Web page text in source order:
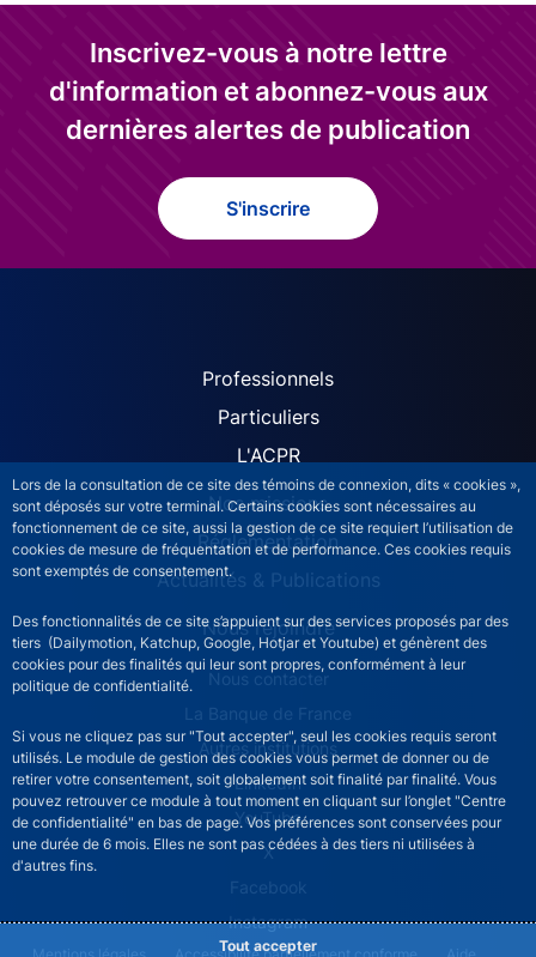
Lors de la consultation de ce site des témoins de connexion, dits « cookies »,
sont déposés sur votre terminal. Certains cookies sont nécessaires au
fonctionnement de ce site, aussi la gestion de ce site requiert l’utilisation de
cookies de mesure de fréquentation et de performance. Ces cookies requis
sont exemptés de consentement.
Des fonctionnalités de ce site s’appuient sur des services proposés par des
tiers (Dailymotion, Katchup, Google, Hotjar et Youtube) et génèrent des
cookies pour des finalités qui leur sont propres, conformément à leur
politique de confidentialité.
Si vous ne cliquez pas sur "Tout accepter", seul les cookies requis seront
utilisés. Le module de gestion des cookies vous permet de donner ou de
retirer votre consentement, soit globalement soit finalité par finalité. Vous
pouvez retrouver ce module à tout moment en cliquant sur l’onglet "Centre
de confidentialité" en bas de page. Vos préférences sont conservées pour
une durée de 6 mois. Elles ne sont pas cédées à des tiers ni utilisées à
d'autres fins.
Tout accepter
Inscrivez-vous à notre lettre
d'information et abonnez-vous aux
dernières alertes de publication
S'inscrire
ACPR site navigation
Professionnels
Particuliers
L'ACPR
Nos missions
Réglementation
Actualités & Publications
Nous rejoindre
ACPR footer secondary menu (French)
Nous contacter
La Banque de France
Autres institutions
LinkedIn
YouTube
X
Facebook
Instagram